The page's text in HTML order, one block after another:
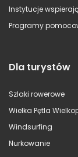
Instytucje
Programy
Dla turystów
Szlaki rowerowe
Wielka Pętla
Windsurfing
Nurkowanie